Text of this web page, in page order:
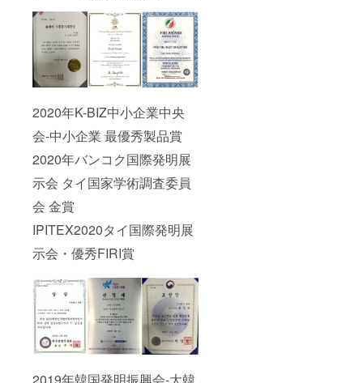
2020年K-BIZ中小企業中央
会-中小企業 最優秀製品賞
2020年バンコク国際発明展
示会 タイ国家学術調査委員
会 金賞
IPITEX2020タイ国際発明展
示会・優秀FIRI賞
2019年韓国発明振興会-大韓